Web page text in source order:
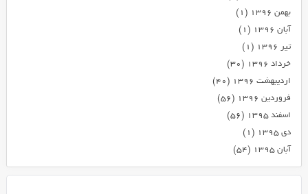
بهمن ۱۳۹۶
(۱)
آبان ۱۳۹۶
(۱)
تیر ۱۳۹۶
(۱)
خرداد ۱۳۹۶
(۳۰)
اردیبهشت ۱۳۹۶
(۴۰)
فروردین ۱۳۹۶
(۵۶)
اسفند ۱۳۹۵
(۵۶)
دی ۱۳۹۵
(۱)
آبان ۱۳۹۵
(۵۴)